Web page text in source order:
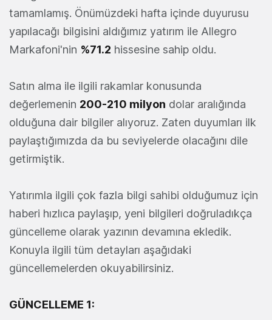
tamamlamış. Önümüzdeki hafta içinde duyurusu
yapılacağı bilgisini aldığımız yatırım ile Allegro
Markafoni'nin %71.2 hissesine sahip oldu.
Satın alma ile ilgili rakamlar konusunda
değerlemenin 200-210 milyon dolar aralığında
olduğuna dair bilgiler alıyoruz. Zaten duyumları ilk
paylaştığımızda da bu seviyelerde olacağını dile
getirmiştik.
Yatırımla ilgili çok fazla bilgi sahibi olduğumuz için
haberi hızlıca paylaşıp, yeni bilgileri doğruladıkça
güncelleme olarak yazının devamına ekledik.
Konuyla ilgili tüm detayları aşağıdaki
güncellemelerden okuyabilirsiniz.
GÜNCELLEME 1: